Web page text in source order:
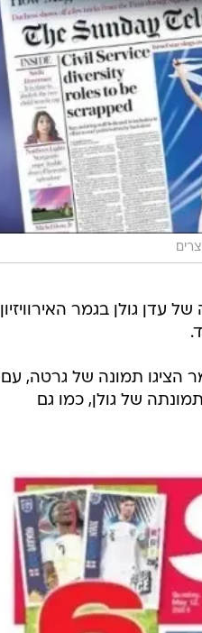
עדן גולן בגמר האירוויזיון
הציגו תמונה של גרטה, עם
של גולן, כמו גם